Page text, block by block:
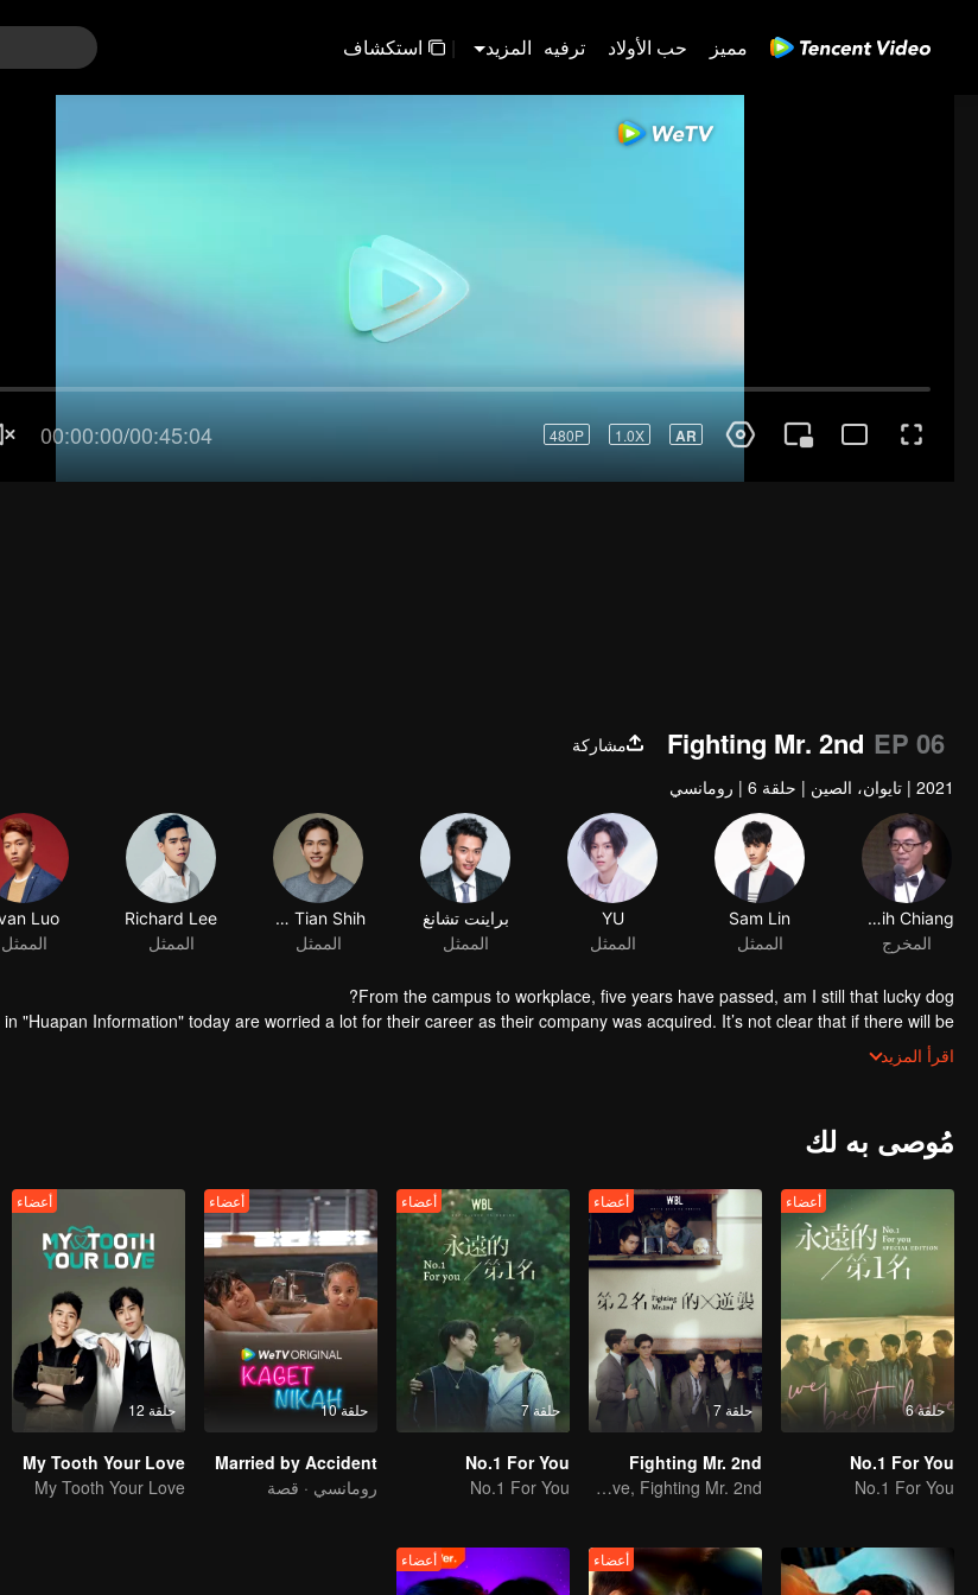
مميز حب الأولاد ترفيه المزيد | استكشاف
Fighting Mr. 2nd EP 06
مشاركة
2021
| تايوان، الصين | حلقة 6 | رومانسي
Jui-Chih Chiang
المخرج
Sam Lin
الممثل
YU
الممثل
براينت تشانغ
الممثل
Chih Tian Shih
الممثل
Richard Lee
الممثل
Luo
الممثل
From the campus to workplace, five years have passed, am I still that lucky dog?
in "Huapan Information" today are worried a lot for their career as their company was acquired. It’s not clear that if there will be
even the person in charge said the acquirer would not regroup the personnel. Worse still, it’s said that the manager in charge of
integration is Mr. Zhou, who is famous for his bold and decisive working style.
Gao Shide in front of him. Normally five years is enough for two boys to grow into men. But is it enough for Zhou Shuyi to think
bastard, decided to counterattack. He may not be able to win him academically, but at work, he will let that bastard
اقرأ المزيد
مُوصى به لك
حلقة 6
أعضاء
No.1 For You
No.1 For You
حلقة 7
أعضاء
Fighting Mr. 2nd
We Best Love, Fighting Mr. 2nd.
حلقة 7
أعضاء
No.1 For You
No.1 For You
حلقة 10
أعضاء
Married by Accident
رومانسي · قصة
حلقة 12
أعضاء
My Tooth Your Love
My Tooth Your Love
أعضاء أعضاء